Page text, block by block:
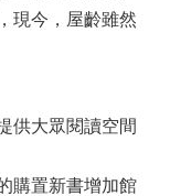
現今，屋齡雖然
供大眾閱讀空間
購置新書增加館